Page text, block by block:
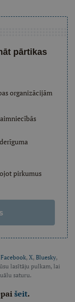
pārtikas
organizācijām
pirkumus
Facebook, X, Bluesky,
lasītāju pulkam, lai
saturu.
šeit.